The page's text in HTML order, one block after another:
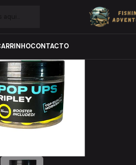
CONTACTO
Tactica Baits Ripley Pop ups